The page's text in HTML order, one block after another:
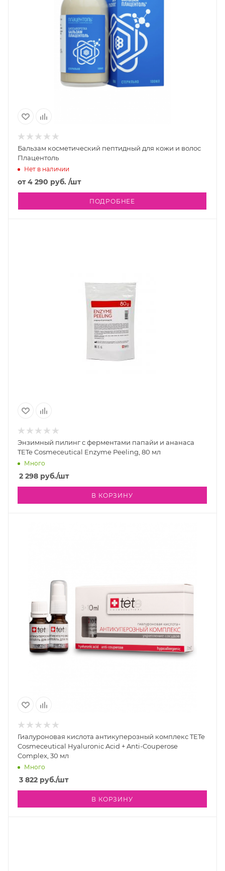
Бальзам косметический пептидный для кожи и волос
Плацентоль
Нет в наличии
от4 290 руб. /шт
ПОДРОБНЕЕ
Энзимный пилинг с ферментами папайи и ананаса
TETe Cosmeceutical Enzyme Peeling, 80 мл
Много
2 298 руб./шт
В КОРЗИНУ
Гиалуроновая кислота антикуперозный комплекс TETe
Cosmeceutical Hyaluronic Acid + Anti-Couperose
Complex, 30 мл
Много
3 822 руб./шт
В КОРЗИНУ